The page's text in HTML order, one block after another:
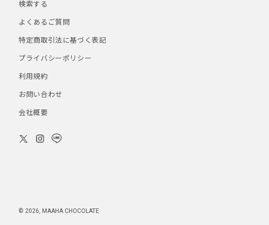
検索する
よくあるご質問
特定商取引法に基づく表記
プライバシーポリシー
利用規約
お問い合わせ
会社概要
© 2026, MAAHA CHOCOLATE